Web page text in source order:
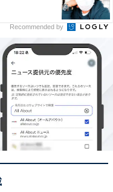
には、期間限定のス
合もあります。旅行
機会を活用しましょ
る
のものです。あらか
の宿泊プランを予約
Recommended by